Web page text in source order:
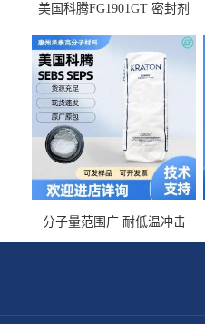
美国科腾FG1901GT 密封剂
佳 透明级
分子量范围广 耐低温冲击
SEBS G1650MU 美国科腾 增